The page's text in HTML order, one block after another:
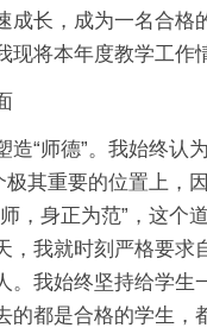
成长，成为一名合格
现将本年度教学工作
造“师德”。我始终认
极其重要的位置上，
，身正为范”，这个
，我就时刻严格要求
。我始终坚持给学生
的都是合格的学生，